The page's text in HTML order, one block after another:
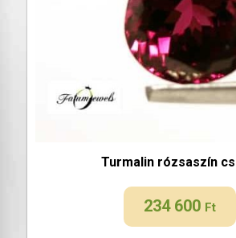
Turmalin rózsaszín
234 600 Ft